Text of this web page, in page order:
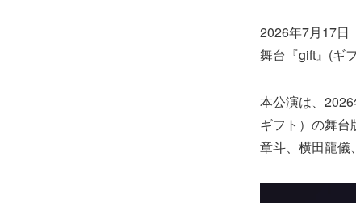
2026年7月17日
舞台『gift』(ギ
本公演は、
ギフト）の舞
章斗、横田龍儀